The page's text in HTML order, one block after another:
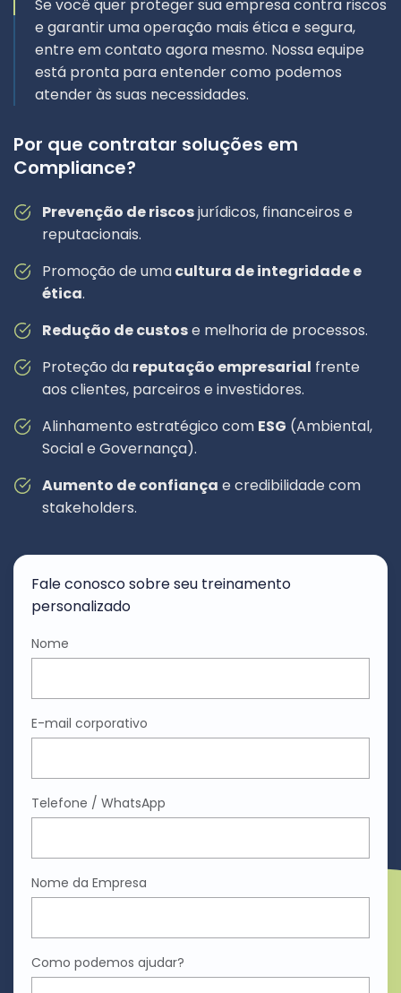
Se você quer proteger sua empresa contra riscos
e garantir uma operação mais ética e segura,
entre em contato agora mesmo. Nossa equipe
está pronta para entender como podemos
atender às suas necessidades.
Por que contratar soluções em
Compliance?
Prevenção de riscosjurídicos, financeiros e
reputacionais.
Promoção de umacultura de integridade e
ética.
Redução de custose melhoria de processos.
Proteção da reputação empresarial frente
aos clientes, parceiros e investidores.
Alinhamento estratégico com ESG (Ambiental,
Social e Governança).
Aumento de confiança e credibilidade com
stakeholders.
Fale conosco sobre seu treinamento
personalizado
Nome
E-mail corporativo
Telefone / WhatsApp
Nome da Empresa
Como podemos ajudar?